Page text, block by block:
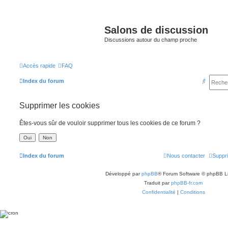
Salons de discussion
Discussions autour du champ proche
Accès rapide FAQ
Index du forum
R
e
Supprimer les cookies
Êtes-vous sûr de vouloir supprimer tous les cookies de ce forum ?
Index du forum Nous contacter
Développé parphpBB® Forum Software © phpBB
Traduit parphpBB-fr.com
Confidentialité | Conditions